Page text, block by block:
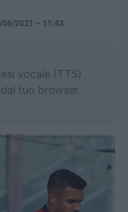
2021 – 11:43
vocale (TTS)
tuo browser.